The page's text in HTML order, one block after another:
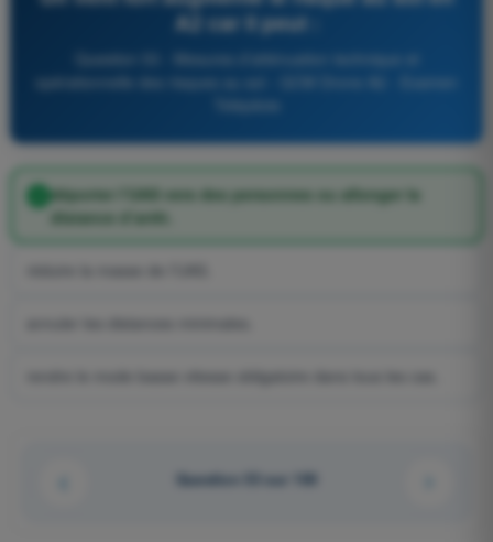
A2 car il peut :
déporter l’UAS vers des personnes ou allonger la
distance d’arrêt.
Question 53 sur 100